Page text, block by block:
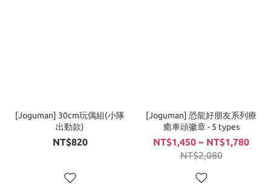
[Joguman] 30cm玩偶組(小隊
出動款)
NT$820
[Joguman] 恐龍好朋友系列療
癒車頭徽章 - 5 types
NT$1,450 ~ NT$1,780
NT$2,080